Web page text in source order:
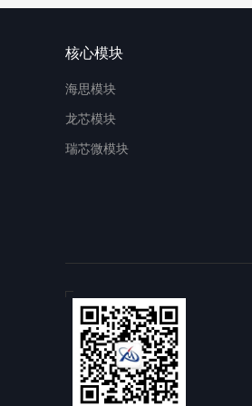
核心模块
海思模块
龙芯模块
瑞芯微模块